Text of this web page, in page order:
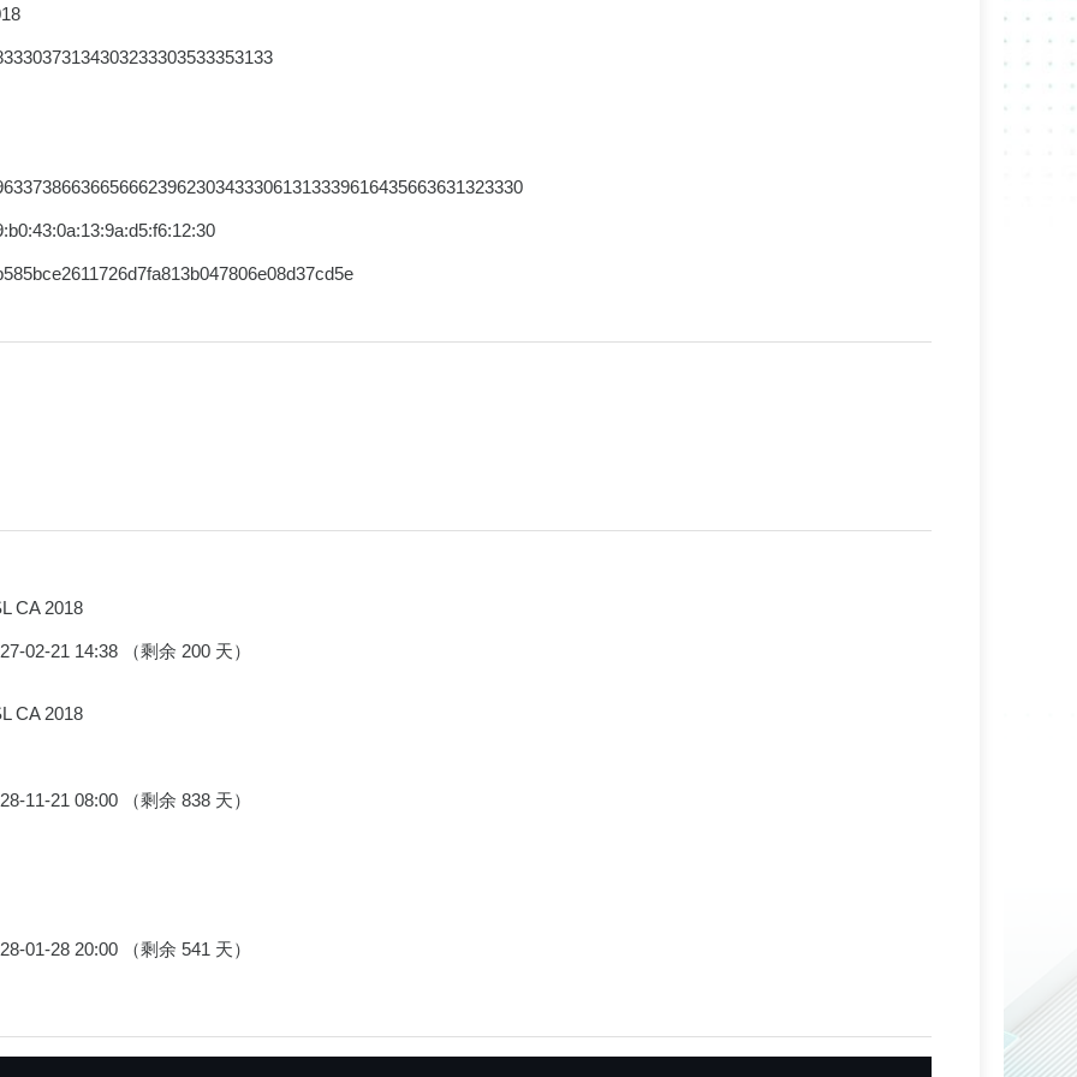
CA 2018
02-21 14:38 （剩余 200 天）
CA 2018
11-21 08:00 （剩余 838 天）
01-28 20:00 （剩余 541 天）